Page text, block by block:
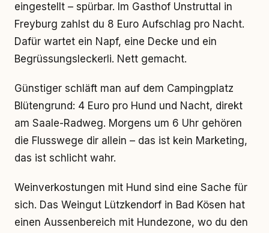
eingestellt – spürbar. Im Gasthof Unstruttal in
Freyburg zahlst du 8 Euro Aufschlag pro Nacht.
Dafür wartet ein Napf, eine Decke und ein
Begrüssungsleckerli. Nett gemacht.
Günstiger schläft man auf dem Campingplatz
Blütengrund: 4 Euro pro Hund und Nacht, direkt
am Saale-Radweg. Morgens um 6 Uhr gehören
die Flusswege dir allein – das ist kein Marketing,
das ist schlicht wahr.
Weinverkostungen mit Hund sind eine Sache für
sich. Das Weingut Lützkendorf in Bad Kösen hat
einen Aussenbereich mit Hundezone, wo du den